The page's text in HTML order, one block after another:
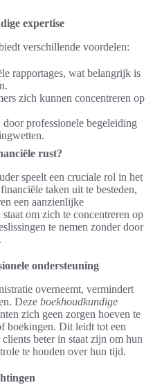
expertise
verschillende voordelen:
rapportages, wat belangrijk is
zich kunnen concentreren op
door professionele begeleiding
rust?
speelt een cruciale rol in het
taken uit te besteden,
een aanzienlijke
om zich te concentreren op
te nemen zonder door
ondersteuning
overneemt, vermindert
Deze boekhoudkundige
zich geen zorgen hoeven te
boekingen. Dit leidt tot een
beter in staat zijn om hun
te houden over hun tijd.